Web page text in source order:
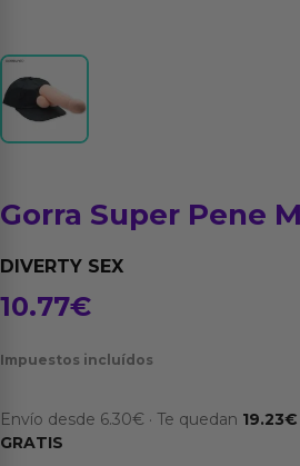
Gorra Super Pene
DIVERTY SEX
10.77€
Impuestos incluídos
Envío desde 6.30€ · Te quedan 19.23€
GRATIS